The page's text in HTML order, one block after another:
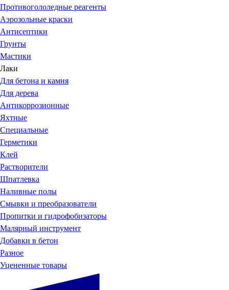
Противогололедные реагенты
Аэрозольные краски
Антисептики
Грунты
Мастики
Лаки
Для бетона и камня
Для дерева
Антикоррозионные
Яхтные
Специальные
Герметики
Клей
Растворители
Шпатлевка
Наливные полы
Смывки и преобразователи
Пропитки и гидрофобизаторы
Малярный инструмент
Добавки в бетон
Разное
Уцененные товары